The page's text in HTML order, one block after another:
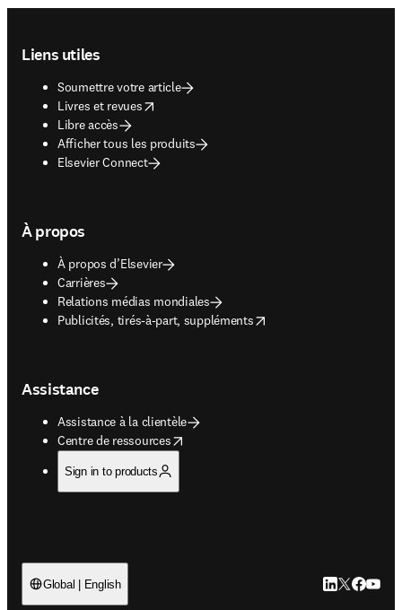
Liens utiles
Soumettre votre article
Livres et revues
opens in new tab/window
Libre accès
Afficher tous les produits
Elsevier Connect
À propos
À propos d’Elsevier
Carrières
Relations médias mondiales
Publicités, tirés-à-part, suppléments
opens in new tab/window
Assistance
Assistance à la clientèle
Centre de ressources
opens in new tab/window
Sign in to products
Global | English LinkedIn
Twitter